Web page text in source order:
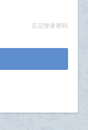
忘记登录密码